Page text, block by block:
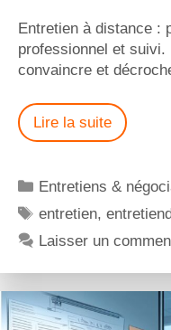
Entretien à distance :
professionnel et suivi.
convaincre et
Lire la suite
Entretiens &
entretien,
Laisser un